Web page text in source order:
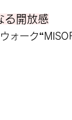
る開放感
ォーク